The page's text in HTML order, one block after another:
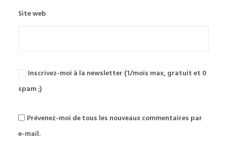
Site web
Inscrivez-moi à la newsletter (1/mois max, gratuit et 0
spam ;)
Prévenez-moi de tous les nouveaux commentaires par
e-mail.